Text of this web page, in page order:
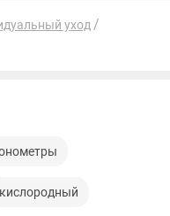
уход
кислородный